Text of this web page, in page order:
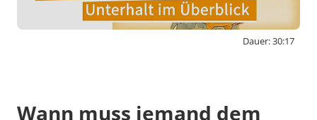
Dauer: 30:17
Wann muss jemand dem